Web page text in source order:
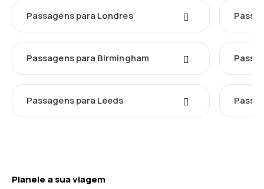
Passagens para Londres
Passagens para Birmingham
Passagens para Leeds
Planeie a sua viagem